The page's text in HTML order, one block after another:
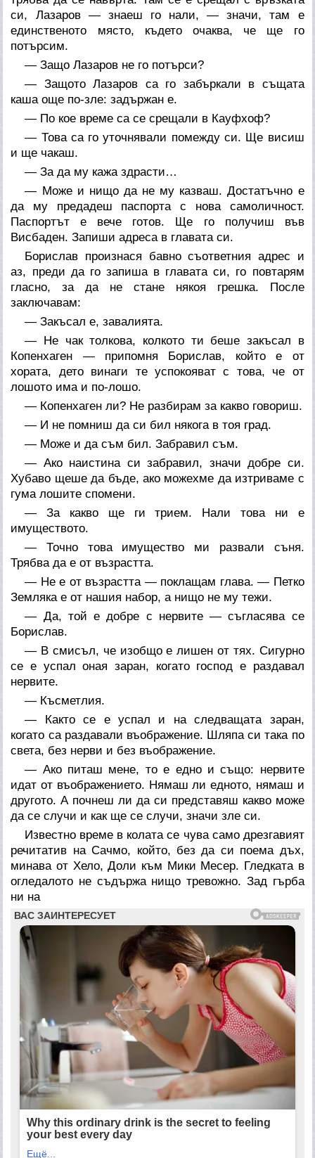
си, Лазаров — знаеш го нали, — значи, там е
единственото място, където очаква, че ще го
потърсим.
— Защо Лазаров не го потърси?
— Защото Лазаров са го забъркали в същата
каша още по-зле: задържан е.
— По кое време са се срещали в Кауфхоф?
— Това са го уточнявали помежду си. Ще висиш
и ще чакаш.
— За да му кажа здрасти…
— Може и нищо да не му казваш. Достатъчно е
да му предадеш паспорта с нова самоличност.
Паспортът е вече готов. Ще го получиш във
Висбаден. Запиши адреса в главата си.
Борислав произнася бавно съответния адрес и
аз, преди да го запиша в главата си, го повтарям
гласно, за да не стане някоя грешка. После
заключавам:
— Закъсал е, завалията.
— Не чак толкова, колкото ти беше закъсал в
Копенхаген — припомня Борислав, който е от
хората, дето винаги те успокояват с това, че от
лошото има и по-лошо.
— Копенхаген ли? Не разбирам за какво говориш.
— И не помниш да си бил някога в тоя град.
— Може и да съм бил. Забравил съм.
— Ако наистина си забравил, значи добре си.
Хубаво щеше да бъде, ако можехме да изтриваме с
гума лошите спомени.
— За какво ще ги трием. Нали това ни е
имуществото.
— Точно това имущество ми развали съня.
Трябва да е от възрастта.
— Не е от възрастта — поклащам глава. — Петко
Земляка е от нашия набор, а нищо не му тежи.
— Да, той е добре с нервите — съгласява се
Борислав.
— В смисъл, че изобщо е лишен от тях. Сигурно
се е успал оная заран, когато господ е раздавал
нервите.
— Късметлия.
— Както се е успал и на следващата заран,
когато са раздавали въображение. Шляпа си така по
света, без нерви и без въображение.
— Ако питаш мене, то е едно и също: нервите
идат от въображението. Нямаш ли едното, нямаш и
другото. А почнеш ли да си представяш какво може
да се случи и как ще се случи, значи зле си.
Известно време в колата се чува само дрезгавият
речитатив на Сачмо, който, без да си поема дъх,
минава от Хело, Доли към Мики Месер. Гледката в
огледалото не съдържа нищо тревожно. Зад гърба
ни на